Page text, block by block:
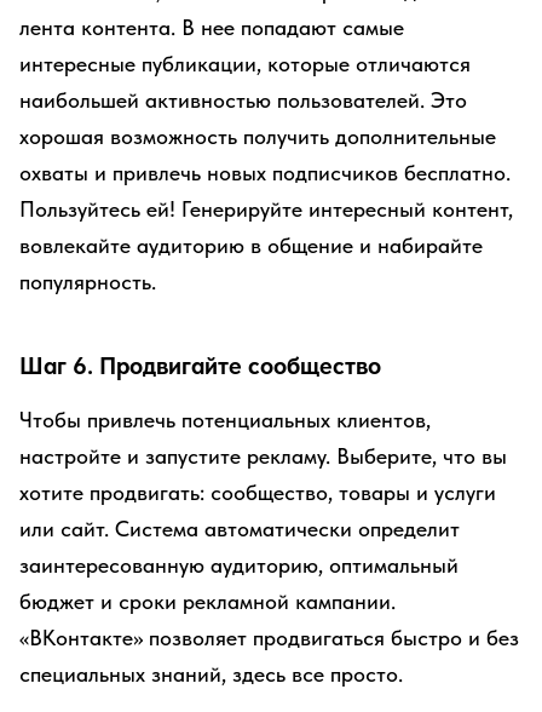
лента контента. В нее попадают самые
интересные публикации, которые отличаются
наибольшей активностью пользователей. Это
хорошая возможность получить дополнительные
охваты и привлечь новых подписчиков бесплатно.
Пользуйтесь ей! Генерируйте интересный контент,
вовлекайте аудиторию в общение и набирайте
популярность.
Шаг 6. Продвигайте сообщество
Чтобы привлечь потенциальных клиентов,
настройте и запустите рекламу. Выберите, что вы
хотите продвигать: сообщество, товары и услуги
или сайт. Система автоматически определит
заинтересованную аудиторию, оптимальный
бюджет и сроки рекламной кампании.
«ВКонтакте» позволяет продвигаться быстро и без
специальных знаний, здесь все просто.